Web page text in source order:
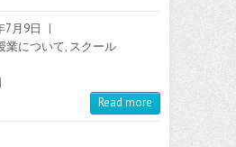
7月9日
|
業について, スクール
|
Read more